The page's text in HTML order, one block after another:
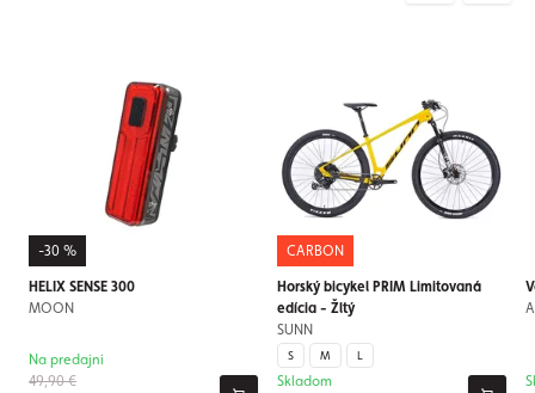
-30 %
HELIX SENSE 300
MOON
49,90 €
Na predajni
CARBON
Horský bicykel PRIM Limitovaná
edícia - Žltý
SUNN
S M L
Skladom